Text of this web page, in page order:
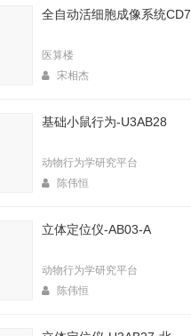
全自动活细胞成像系统CD7
医算楼
宋相杰
基础小鼠行为-U3AB28
动物行为学研究平台
陈伟恒
立体定位仪-AB03-A
动物行为学研究平台
陈伟恒